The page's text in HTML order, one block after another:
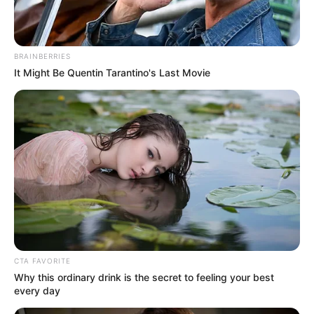
Baca juga: Biodata, Profil, dan Fakta Jesse Choi
BRAINBERRIES
It Might Be Quentin Tarantino's Last Movie
CTA FAVORITE
Why this ordinary drink is the secret to feeling your best
every day